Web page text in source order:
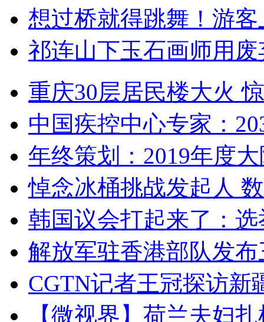
想过桥就得跳舞！游客
祁连山下玉石画师用
重庆30层居民楼大火
中国疾控中心专家：
年终策划：2019年度
悼念冰桶挑战发起人
韩国议会打起来了：
解放军驻香港部队发
CGTN记者王冠探访新
【微视界】荷兰夫妇